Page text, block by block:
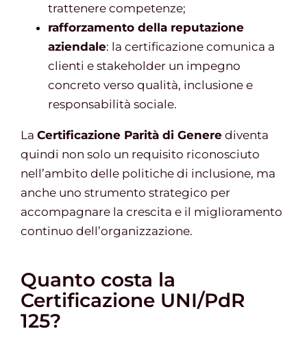
trattenere competenze;
rafforzamento della reputazione
aziendale: la certificazione comunica a
clienti e stakeholder un impegno
concreto verso qualità, inclusione e
responsabilità sociale.
La Certificazione Parità di Genere diventa
quindi non solo un requisito riconosciuto
nell’ambito delle politiche di inclusione, ma
anche uno strumento strategico per
accompagnare la crescita e il miglioramento
continuo dell’organizzazione.
Quanto costa la
Certificazione UNI/PdR
125?